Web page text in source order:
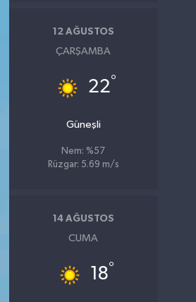
12 AĞUSTOS
ÇARŞAMBA
22°
Güneşli
Nem: %57
Rüzgar: 5.69 m/s
14 AĞUSTOS
CUMA
18°